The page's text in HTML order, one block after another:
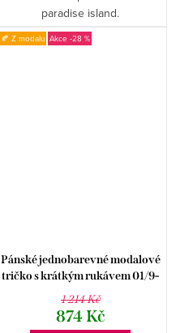
paradise island.
🍂 Z modalu -28 %
Pánské jednobarevné modalové
tričko s krátkým rukávem 01/9-
82/1 Fabio
1 214 Kč
874 Kč